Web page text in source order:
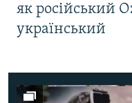
як російський
український